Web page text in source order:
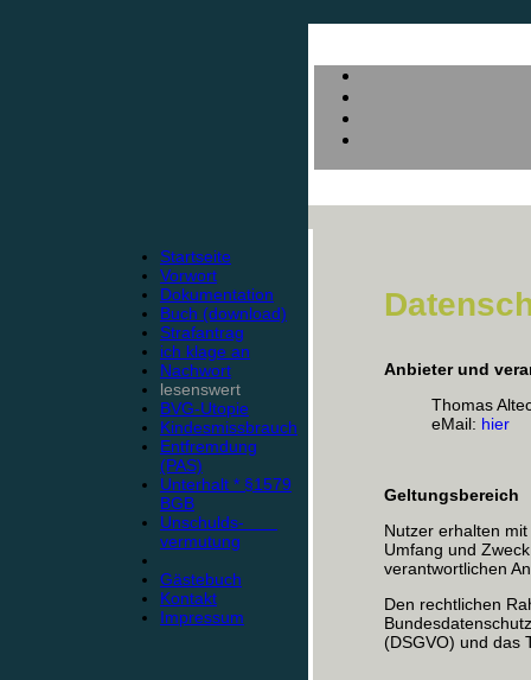
Startseite
Vorwort
Dokumentation
Buch (download)
Strafantrag
ich klage an
Nachwort
lesenswert
BVG-Utopie
Kindesmissbrauch
Entfremdung
(PAS)
Unterhalt * §1579
BGB
Unschulds-
vermutung
Gästebuch
Kontakt
Impressum
Anbieter und
Thomas
eMail: hier
Geltungsbereich
Nutzer erhalten
Umfang und
verantwortlichen
Den rechtlichen
(DSGVO) und das